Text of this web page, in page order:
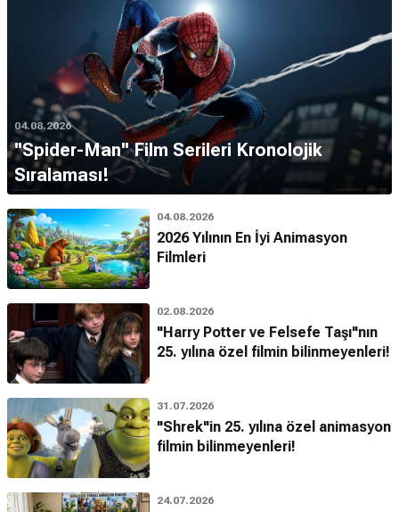
04.08.2026
''Spider-Man'' Film Serileri Kronolojik
Sıralaması!
04.08.2026
2026 Yılının En İyi Animasyon
Filmleri
02.08.2026
"Harry Potter ve Felsefe Taşı"nın
25. yılına özel filmin bilinmeyenleri!
31.07.2026
"Shrek"in 25. yılına özel animasyon
filmin bilinmeyenleri!
24.07.2026